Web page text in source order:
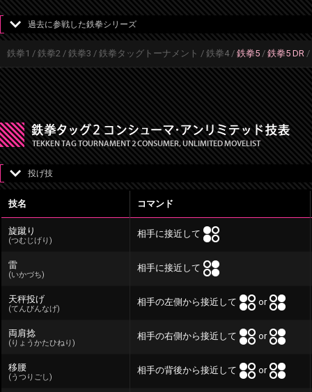
過去に参戦した鉄拳シリーズ
鉄拳1 / 鉄拳2 / 鉄拳3 / 鉄拳タッグトーナメント / 鉄拳4 / 鉄拳5 / 鉄拳5 DR /
投げ技
技名 コマンド
旋蹴り
(つむじげり)
相手に接近して
雷
(いかづち)
相手に接近して
天秤投げ
(てんびんなげ)
相手の左側から接近して or
両肩捻
(りょうかたひねり)
相手の右側から接近して or
移腰
(うつりごし)
相手の背後から接近して or